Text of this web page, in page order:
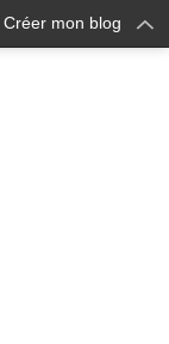
Créer mon blog